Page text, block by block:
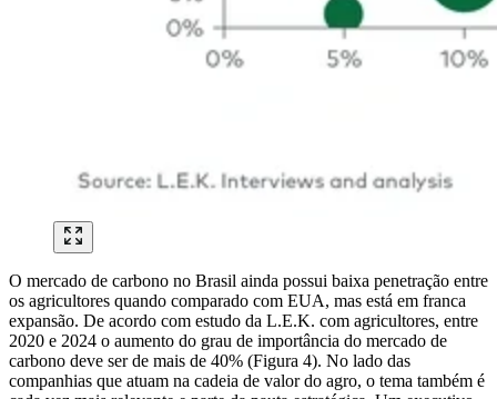
O mercado de carbono no Brasil ainda possui baixa penetração entre
os agricultores quando comparado com EUA, mas está em franca
expansão. De acordo com estudo da L.E.K. com agricultores, entre
2020 e 2024 o aumento do grau de importância do mercado de
carbono deve ser de mais de 40% (Figura 4). No lado das
companhias que atuam na cadeia de valor do agro, o tema também é